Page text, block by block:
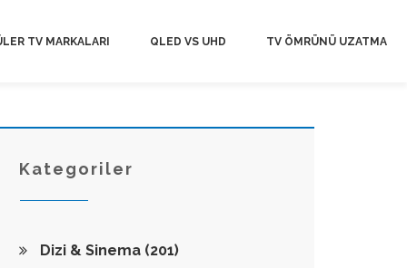
TV MARKALARI QLED VS UHD TV ÖMRÜNÜ UZATMA
Kategoriler
Dizi & Sinema (201)